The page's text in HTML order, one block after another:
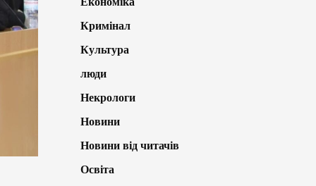
Кримінал
Культура
люди
Некрологи
Новини
Новини від читачів
Освіта